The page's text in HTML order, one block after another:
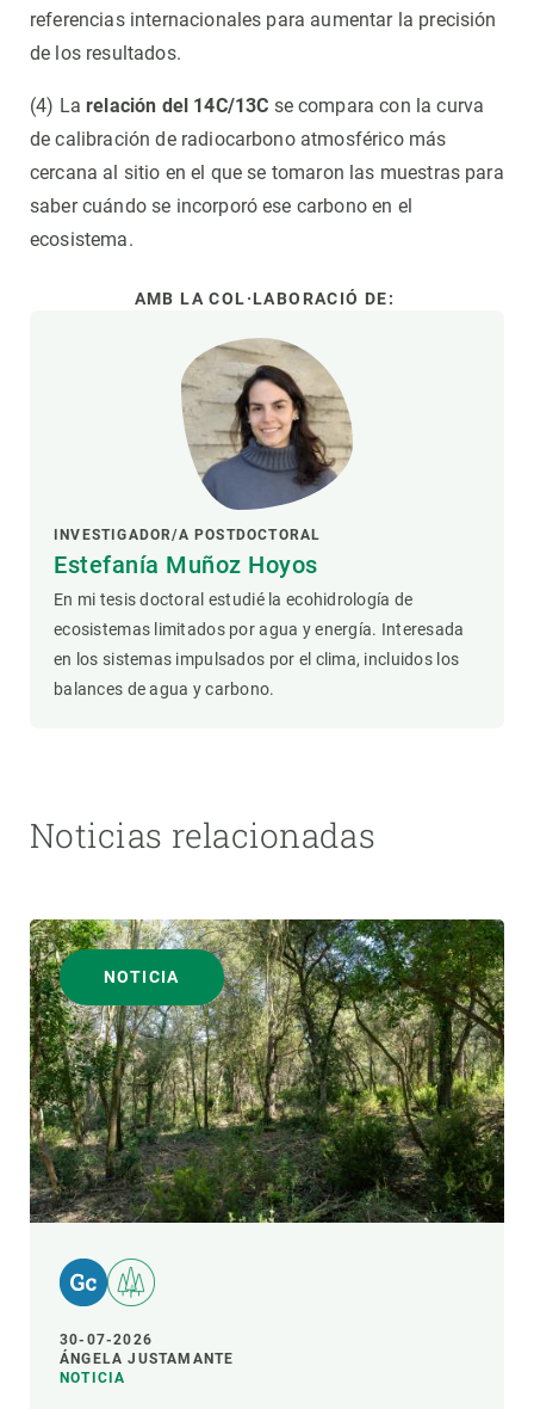
referencias internacionales para aumentar la precisión
de los resultados.
(4) La relación del 14C/13C se compara con la curva
de calibración de radiocarbono atmosférico más
cercana al sitio en el que se tomaron las muestras para
saber cuándo se incorporó ese carbono en el
ecosistema.
AMB LA COL·LABORACIÓ DE:
INVESTIGADOR/A POSTDOCTORAL
Estefanía Muñoz Hoyos
En mi tesis doctoral estudié la ecohidrología de
ecosistemas limitados por agua y energía. Interesada
en los sistemas impulsados por el clima, incluidos los
balances de agua y carbono.
Noticias relacionadas
NOTICIA
30-07-2026
ÁNGELA JUSTAMANTE
NOTICIA